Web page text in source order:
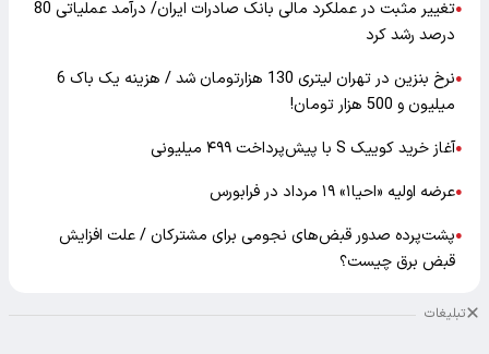
●
تغییر مثبت در عملکرد مالی بانک صادرات ایران/ درآمد عملیاتی 80
درصد رشد کرد
●
نرخ بنزین در تهران لیتری 130 هزارتومان شد / هزینه یک باک 6
میلیون و 500 هزار تومان!
●آغاز خرید کوییک S با پیش‌پرداخت ۴۹۹ میلیونی
●عرضه اولیه «احیا۱» ۱۹ مرداد در فرابورس
●پشت‌پرده صدور قبض‌های نجومی برای مشترکان / علت افزایش
قبض برق چیست؟
تبلیغات